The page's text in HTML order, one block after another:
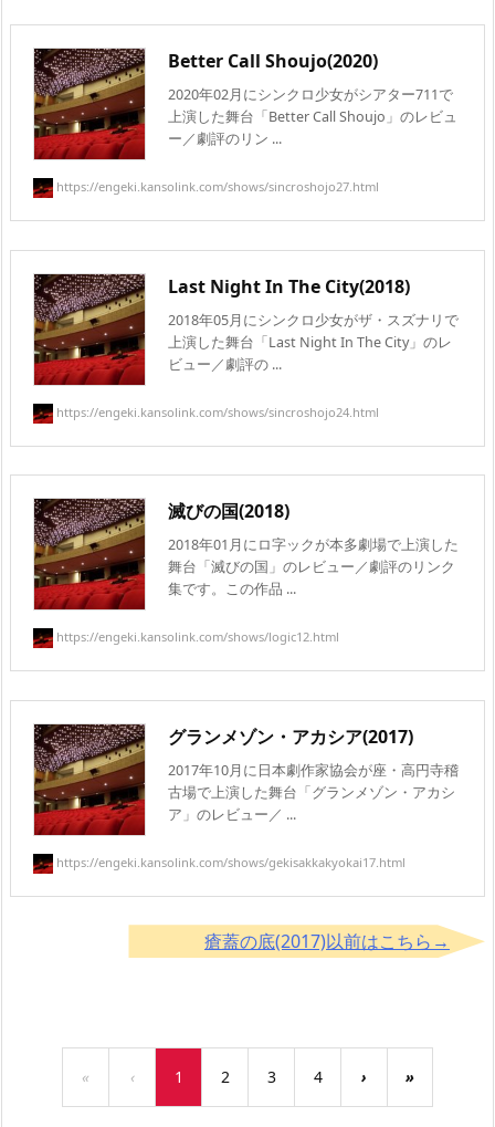
Better Call Shoujo(2020)
2020年02月にシンクロ少女がシアター711で
上演した舞台「Better Call Shoujo」のレビュ
ー／劇評のリン ...
https://engeki.kansolink.com/shows/sincroshojo27.html
Last Night In The City(2018)
2018年05月にシンクロ少女がザ・スズナリで
上演した舞台「Last Night In The City」のレ
ビュー／劇評の ...
https://engeki.kansolink.com/shows/sincroshojo24.html
滅びの国(2018)
2018年01月にロ字ックが本多劇場で上演した
舞台「滅びの国」のレビュー／劇評のリンク
集です。この作品 ...
https://engeki.kansolink.com/shows/logic12.html
グランメゾン・アカシア(2017)
2017年10月に日本劇作家協会が座・高円寺稽
古場で上演した舞台「グランメゾン・アカシ
ア」のレビュー／ ...
https://engeki.kansolink.com/shows/gekisakkakyokai17.html
瘡蓋の底(2017)以前はこちら→
« ‹ 1 2 3 4 › »